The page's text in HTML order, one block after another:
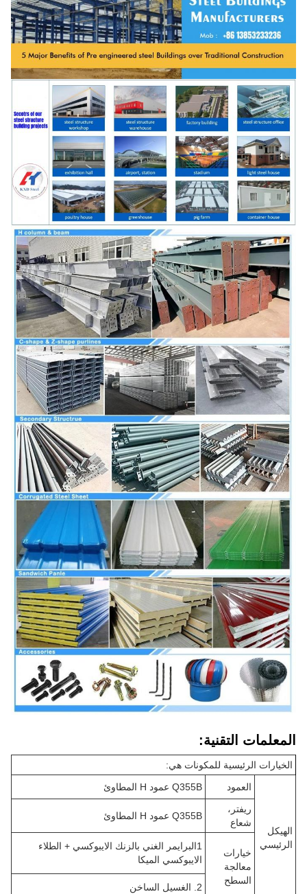
المعلمات التقنية:
الخيارات الرئيسية للمكونات هي:
الهيكل
الرئيسي
العمود
Q355B عمود H المطاوئ
ريفتر،
شعاع
Q355B عمود H المطاوئ
خيارات
معالجة
السطح
1البرايمر الغني بالزنك الايبوكسي + الطلاء
الايبوكسي الميكا
2. الغسيل الساخن